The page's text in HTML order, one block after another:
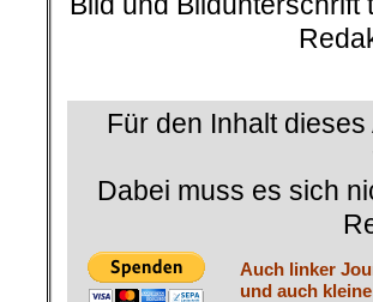
Für den Inhalt
Dabei muss es sich
Auch linker
und auch